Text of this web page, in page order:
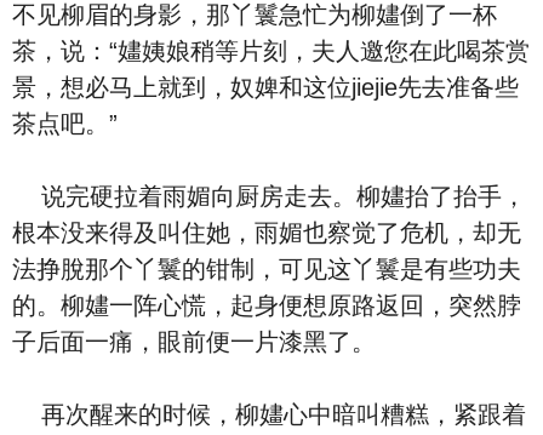
不见柳眉的⾝影，那丫鬟急忙为柳嫿倒了一杯
茶，说：“嫿姨娘稍等片刻，夫人邀您在此喝茶赏
景，想必马上就到，奴婢和这位jiejie先去准备些
茶点吧。”
根本没来得及叫住她，雨媚也察觉了危机，却无
法挣脫那个丫鬟的钳制，可见这丫鬟是有些功夫
的。柳嫿一阵心慌，起⾝便想原路返回，突然脖
子后面一痛，眼前便一片漆黑了。
再次醒来的时候，柳嫿‮中心‬暗叫糟糕，紧跟着